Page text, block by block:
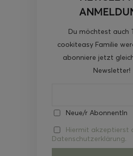
Du möchtest auch
cookiteasy Familie
abonniere jetzt
Newsletter!
Neue/r AbonnentIn
Hiermit akzeptierst
Datenschutzerklärung.